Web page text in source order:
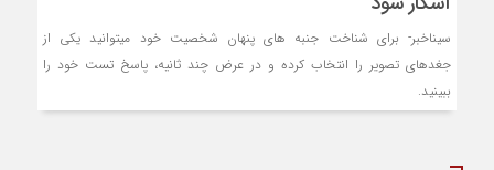
سیناخبر- برای شناخت جنبه های پنهان شخصیت خود میتوانید یکی از
جغدهای تصویر را انتخاب کرده و در عرض چند ثانیه، پاسخ تست خود را
ببینید.